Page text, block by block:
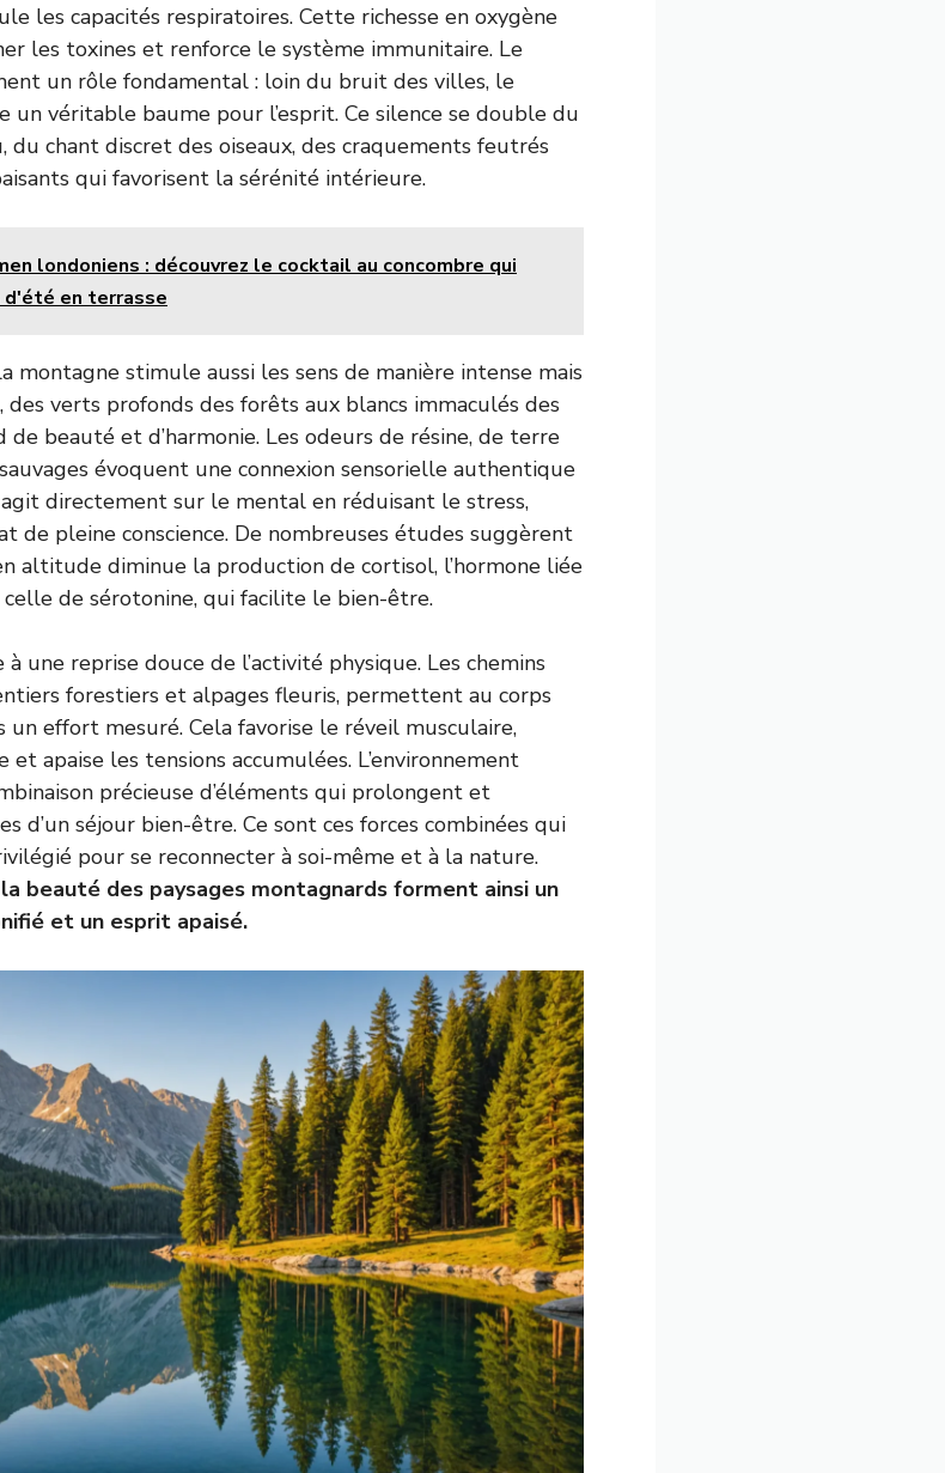
les capacités respiratoires. Cette richesse en oxygène
les toxines et renforce le système immunitaire. Le
un rôle fondamental : loin du bruit des villes, le
un véritable baume pour l’esprit. Ce silence se double du
du chant discret des oiseaux, des craquements feutrés
qui favorisent la sérénité intérieure.
londoniens : découvrez le cocktail au concombre qui
d'été en terrasse
montagne stimule aussi les sens de manière intense mais
verts profonds des forêts aux blancs immaculés des
beauté et d’harmonie. Les odeurs de résine, de terre
évoquent une connexion sensorielle authentique
directement sur le mental en réduisant le stress,
de pleine conscience. De nombreuses études suggèrent
altitude diminue la production de cortisol, l’hormone liée
de sérotonine, qui facilite le bien-être.
une reprise douce de l’activité physique. Les chemins
forestiers et alpages fleuris, permettent au corps
un effort mesuré. Cela favorise le réveil musculaire,
apaise les tensions accumulées. L’environnement
précieuse d’éléments qui prolongent et
d’un séjour bien-être. Ce sont ces forces combinées qui
pour se reconnecter à soi-même et à la nature.
beauté des paysages montagnards forment ainsi un
et un esprit apaisé.